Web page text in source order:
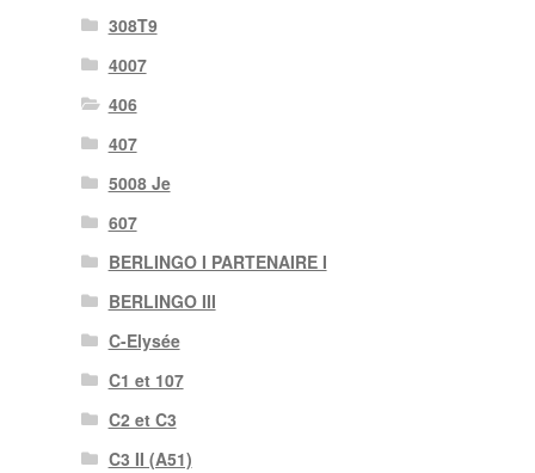
308T9
4007
406
407
5008 Je
607
BERLINGO I PARTENAIRE I
BERLINGO III
C-Elysée
C1 et 107
C2 et C3
C3 II (A51)